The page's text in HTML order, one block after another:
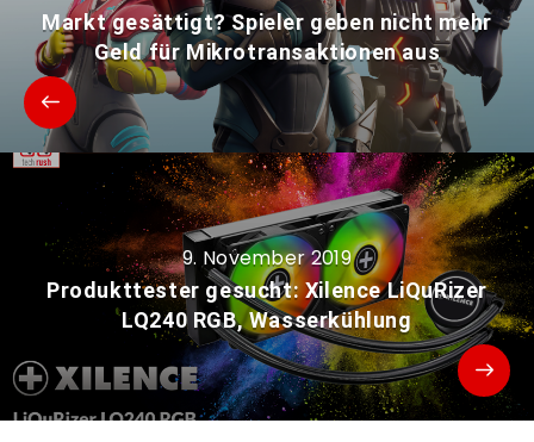
Markt gesättigt? Spieler geben nicht mehr
Geld für Mikrotransaktionen aus
9. November 2019
Produkttester gesucht: Xilence LiQuRizer
LQ240 RGB, Wasserkühlung